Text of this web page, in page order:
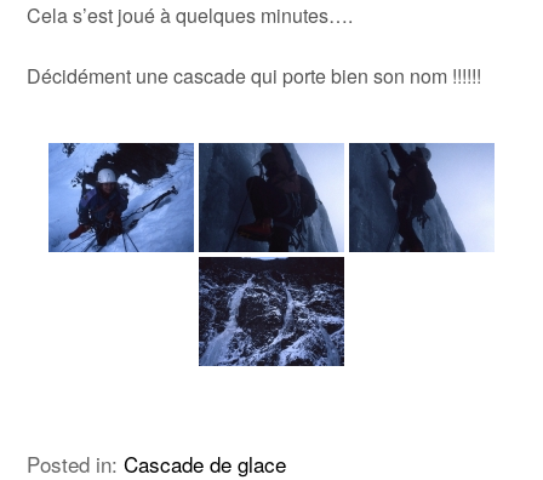
Cela s’est joué à quelques minutes….
Décidément une cascade qui porte bien son nom !!!!!!
Posted in:Cascade de glace